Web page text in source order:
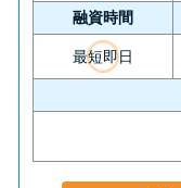
融資時間
最短即日